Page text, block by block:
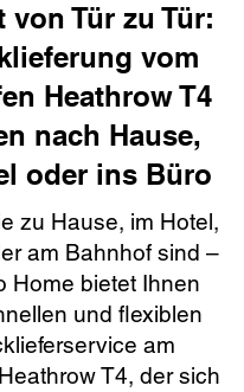
von Tür zu Tür:
vom
Heathrow T4
nach Hause,
oder ins Büro
zu Hause, im Hotel,
am Bahnhof sind –
Home bietet Ihnen
und flexiblen
am
T4, der sich